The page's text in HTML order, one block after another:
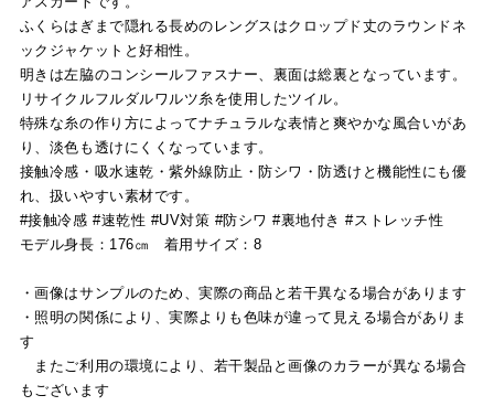
ふくらはぎまで隠れる長めのレングスはクロップド丈のラウンドネ
ックジャケットと好相性。
明きは左脇のコンシールファスナー、裏面は総裏となっています。
リサイクルフルダルワルツ糸を使用したツイル。
特殊な糸の作り方によってナチュラルな表情と爽やかな風合いがあ
り、淡色も透けにくくなっています。
接触冷感・吸水速乾・紫外線防止・防シワ・防透けと機能性にも優
れ、扱いやすい素材です。
#接触冷感 #速乾性 #UV対策 #防シワ #裏地付き #ストレッチ性
モデル身長：176㎝ 着用サイズ：8
・画像はサンプルのため、実際の商品と若干異なる場合があります
・照明の関係により、実際よりも色味が違って見える場合がありま
す
またご利用の環境により、若干製品と画像のカラーが異なる場合
もございます